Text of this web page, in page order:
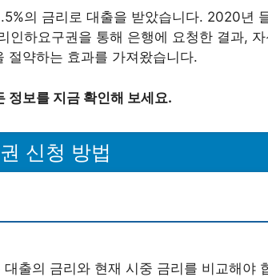
의 금리로 대출을 받았습니다. 2020년
인하요구권을 통해 은행에 요청한 결과,
절약하는 효과를 가져왔습니다.
정보를 지금 확인해 보세요.
신청 방법
출의 금리와 현재 시중 금리를 비교해야